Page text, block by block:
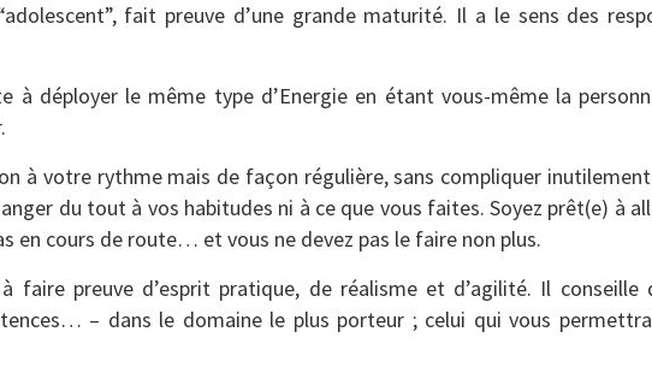
fait preuve d’une grande maturité. Il a le sens des
à déployer le même type d’Energie en étant vous-même la
à votre rythme mais de façon régulière, sans compliquer
du tout à vos habitudes ni à ce que vous faites. Soyez prêt(e) à
en cours de route… et vous ne devez pas le faire non plus.
faire preuve d’esprit pratique, de réalisme et d’agilité. Il conseille
– dans le domaine le plus porteur ; celui qui vous